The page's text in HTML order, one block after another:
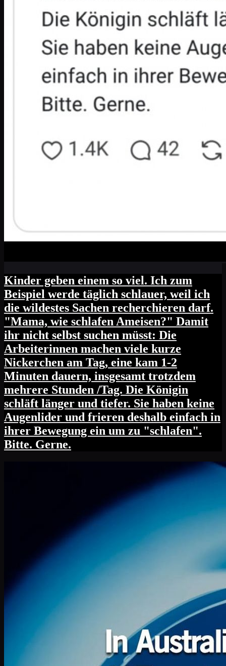
Kinder geben einem so viel. Ich zum
Beispiel werde täglich schlauer, weil ich
die wildestes Sachen recherchieren darf.
"Mama, wie schlafen Ameisen?" Damit
ihr nicht selbst suchen müsst: Die
Arbeiterinnen machen viele kurze
Nickerchen am Tag, eine kam 1-2
Minuten dauern, insgesamt trotzdem
mehrere Stunden /Tag. Die Königin
schläft länger und tiefer. Sie haben keine
Augenlider und frieren deshalb einfach in
ihrer Bewegung ein um zu "schlafen".
Bitte. Gerne.